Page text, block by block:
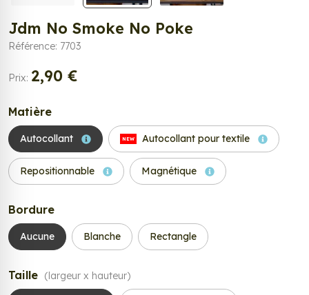
Jdm No Smoke No Poke
Référence: 7703
Prix: 2,90 €
Matière
Autocollant NEW Autocollant pour textile
Repositionnable Magnétique
Bordure
Aucune Blanche Rectangle
Taille (largeur x hauteur)